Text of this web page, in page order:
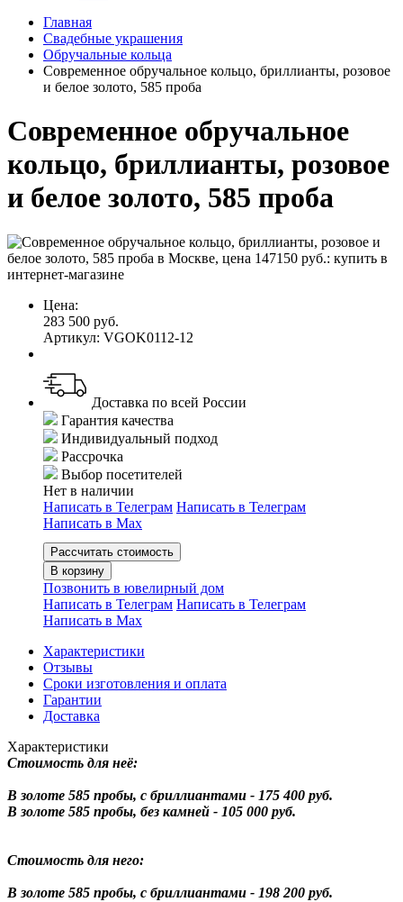
Главная
Свадебные украшения
Обручальные кольца
Современное обручальное кольцо, бриллианты, розовое
и белое золото, 585 проба
Современное обручальное
кольцо, бриллианты, розовое
и белое золото, 585 проба
Цена:
283 500 руб.
Артикул: VGOK0112-12
Доставка по всей России
Гарантия качества
Индивидуальный подход
Рассрочка
Выбор посетителей
Нет в наличии
Написать в Телеграм Написать в Телеграм
Написать в Мах
Рассчитать стоимость
В корзину
Позвонить в ювелирный дом
Написать в Телеграм Написать в Телеграм
Написать в Мах
Характеристики
Отзывы
Сроки изготовления и оплата
Гарантии
Доставка
Характеристики
Стоимость для неё:
В золоте 585 пробы, с бриллиантами - 175 400 руб.
В золоте 585 пробы, без камней - 105 000 руб.
Стоимость для него:
В золоте 585 пробы, с бриллиантами - 198 200 руб.